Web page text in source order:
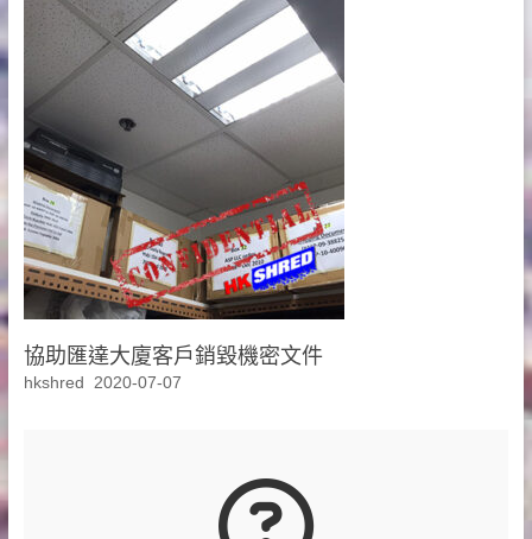
協助匯達大廈客戶銷毀機密文件
hkshred 2020-07-07